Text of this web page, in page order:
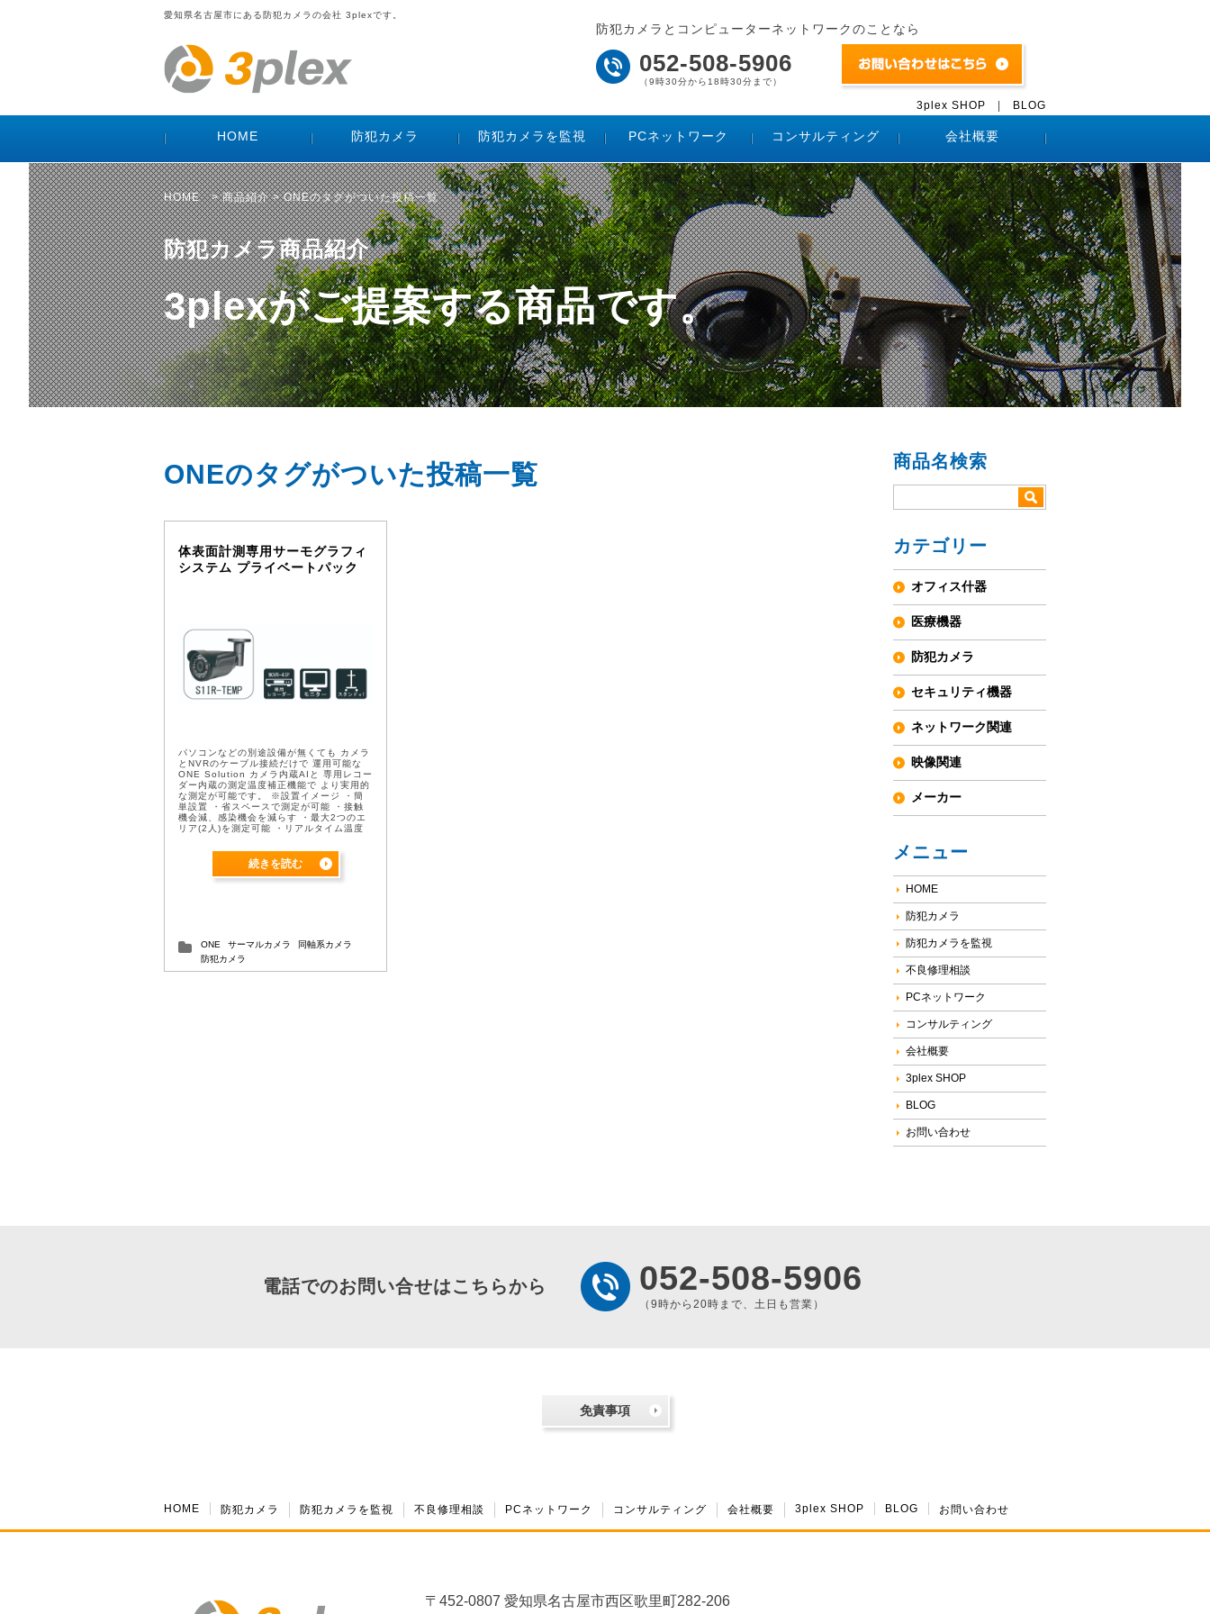
愛知県名古屋市にある防犯カメラの会社 3plexです。
防犯カメラとコンピューターネットワークのことなら
052-508-5906
（9時30分から18時30分まで）
3plex SHOP BLOG
HOME 防犯カメラ 防犯カメラを監視 PCネットワーク コンサルティング 会社概要
HOME>商品紹介> ONEのタグがついた投稿一覧
防犯カメラ商品紹介
3plexがご提案する商品です。
商品名検索
カテゴリー
オフィス什器
医療機器
防犯カメラ
セキュリティ機器
ネットワーク関連
映像関連
メーカー
メニュー
HOME
防犯カメラ
防犯カメラを監視
不良修理相談
PCネットワーク
コンサルティング
会社概要
3plex SHOP
BLOG
お問い合わせ
ONEのタグがついた投稿一覧
体表面計測専用サーモグラフィ
システム プライベートパック
パソコンなどの別途設備が無くても カメラ
とNVRのケーブル接続だけで 運用可能な
ONE Solution カメラ内蔵AIと 専用レコー
ダー内蔵の測定温度補正機能で より実用的
な測定が可能です。 ※設置イメージ ・簡
単設置 ・省スペースで測定が可能 ・接触
機会減、感染機会を減らす ・最大2つのエ
リア(2人)を測定可能 ・リアルタイム温度
補正機能で±0.1℃単位 ...
続きを読む
ONE サーマルカメラ
同軸系カメラ
防犯カメラ
電話でのお問い合せはこちらから 052-508-5906
（9時から20時まで、土日も営業）
免責事項
HOME 防犯カメラ 防犯カメラを監視 不良修理相談 PCネットワーク コンサルティング 会社概要 3plex SHOP BLOG お問い合わせ
〒452-0807 愛知県名古屋市西区歌里町282-206